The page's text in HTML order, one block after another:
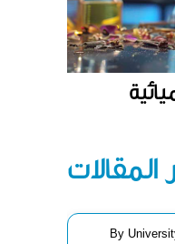
المقالات
By